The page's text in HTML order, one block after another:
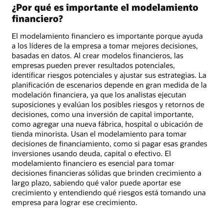
¿Por qué es importante el modelamiento
financiero?
El modelamiento financiero es importante porque ayuda
a los líderes de la empresa a tomar mejores decisiones,
basadas en datos. Al crear modelos financieros, las
empresas pueden prever resultados potenciales,
identificar riesgos potenciales y ajustar sus estrategias. La
planificación de escenarios depende en gran medida de la
modelación financiera, ya que los analistas ejecutan
suposiciones y evalúan los posibles riesgos y retornos de
decisiones, como una inversión de capital importante,
como agregar una nueva fábrica, hospital o ubicación de
tienda minorista. Usan el modelamiento para tomar
decisiones de financiamiento, como si pagar esas grandes
inversiones usando deuda, capital o efectivo. El
modelamiento financiero es esencial para tomar
decisiones financieras sólidas que brinden crecimiento a
largo plazo, sabiendo qué valor puede aportar ese
crecimiento y entendiendo qué riesgos está tomando una
empresa para lograr ese crecimiento.